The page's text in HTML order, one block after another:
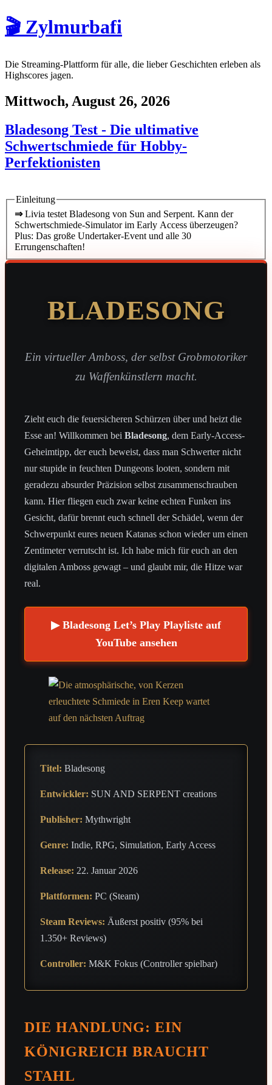
🎬 Zylmurbafi
Die Streaming-Plattform für alle, die lieber Geschichten erleben als
Highscores jagen.
Mittwoch, August 26, 2026
Bladesong Test - Die ultimative
Schwertschmiede für Hobby-
Perfektionisten
Einleitung
⇒Livia testet Bladesong von Sun and Serpent. Kann der
Schwertschmiede-Simulator im Early Access überzeugen?
Plus: Das große Undertaker-Event und alle 30
Errungenschaften!
BLADESONG
Ein virtueller Amboss, der selbst Grobmotoriker
zu Waffenkünstlern macht.
Zieht euch die feuersicheren Schürzen über und heizt die
Esse an! Willkommen bei Bladesong, dem Early-Access-
Geheimtipp, der euch beweist, dass man Schwerter nicht
nur stupide in feuchten Dungeons looten, sondern mit
geradezu absurder Präzision selbst zusammenschrauben
kann. Hier fliegen euch zwar keine echten Funken ins
Gesicht, dafür brennt euch schnell der Schädel, wenn der
Schwerpunkt eures neuen Katanas schon wieder um einen
Zentimeter verrutscht ist. Ich habe mich für euch an den
digitalen Amboss gewagt – und glaubt mir, die Hitze war
real.
▶ Bladesong Let’s Play Playliste auf
YouTube ansehen
Titel: Bladesong
Entwickler: SUN AND SERPENT creations
Publisher: Mythwright
Genre: Indie, RPG, Simulation, Early Access
Release: 22. Januar 2026
Plattformen: PC (Steam)
Steam Reviews: Äußerst positiv (95% bei
1.350+ Reviews)
Controller: M&K Fokus (Controller spielbar)
DIE HANDLUNG: EIN
KÖNIGREICH BRAUCHT
STAHL